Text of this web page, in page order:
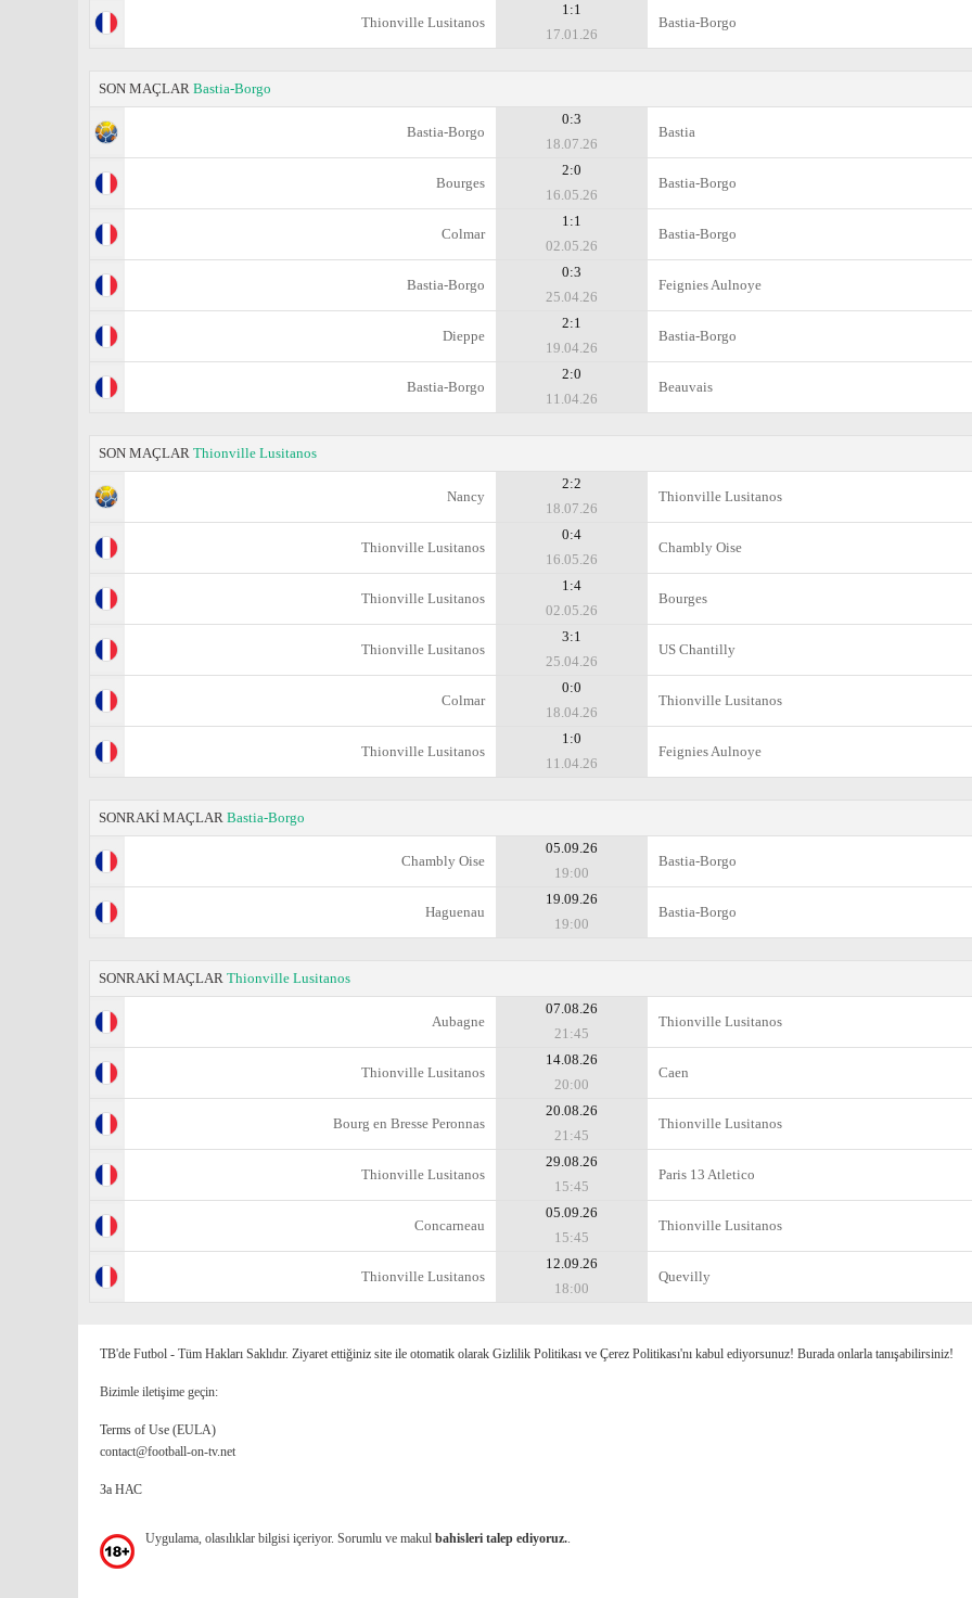
Thionville Lusitanos
1:1
17.01.26
Bastia-Borgo
SON MAÇLAR Bastia-Borgo
Bastia-Borgo
0:3
18.07.26
Bastia
Bourges
2:0
16.05.26
Bastia-Borgo
Colmar
1:1
02.05.26
Bastia-Borgo
Bastia-Borgo
0:3
25.04.26
Feignies Aulnoye
Dieppe
2:1
19.04.26
Bastia-Borgo
Bastia-Borgo
2:0
11.04.26
Beauvais
SON MAÇLAR Thionville Lusitanos
Nancy
2:2
18.07.26
Thionville Lusitanos
Thionville Lusitanos
0:4
16.05.26
Chambly Oise
Thionville Lusitanos
1:4
02.05.26
Bourges
Thionville Lusitanos
3:1
25.04.26
US Chantilly
Colmar
0:0
18.04.26
Thionville Lusitanos
Thionville Lusitanos
1:0
11.04.26
Feignies Aulnoye
SONRAKİ MAÇLAR Bastia-Borgo
Chambly Oise
05.09.26
19:00
Bastia-Borgo
Haguenau
19.09.26
19:00
Bastia-Borgo
SONRAKİ MAÇLAR Thionville Lusitanos
Aubagne
07.08.26
21:45
Thionville Lusitanos
Thionville Lusitanos
14.08.26
20:00
Caen
Bourg en Bresse Peronnas
20.08.26
21:45
Thionville Lusitanos
Thionville Lusitanos
29.08.26
15:45
Paris 13 Atletico
Concarneau
05.09.26
15:45
Thionville Lusitanos
Thionville Lusitanos
12.09.26
18:00
Quevilly
TB'de Futbol - Tüm Hakları Saklıdır. Ziyaret ettiğiniz site ile otomatik olarak Gizlilik Politikası ve Çerez Politikası'nı kabul ediyorsunuz! Burada onlarla tanışabilirsiniz!
Bizimle iletişime geçin:
Terms of Use (EULA)
contact@football-on-tv.net
За НАС
Uygulama, olasılıklar bilgisi içeriyor. Sorumlu ve makul bahisleri talep ediyoruz..